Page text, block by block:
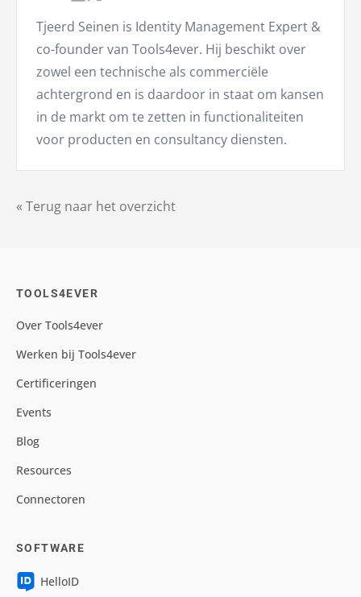
« Terug naar het overzicht
Tjeerd Seinen is Identity Management Expert &
co-founder van Tools4ever. Hij beschikt over
zowel een technische als commerciële
achtergrond en is daardoor in staat om kansen
in de markt om te zetten in functionaliteiten
voor producten en consultancy diensten.
TOOLS4EVER
Over Tools4ever
Werken bij Tools4ever
Certificeringen
Events
Blog
Resources
Connectoren
SOFTWARE
HelloID